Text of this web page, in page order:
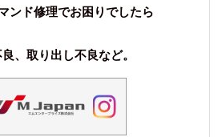
ンド修理でお困りでしたら
、取り出し不良など。